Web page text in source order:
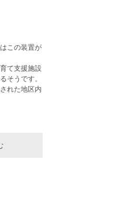
この装置が
て支援施設
そうです。
れた地区内